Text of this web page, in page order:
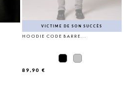
VICTIME DE SON SUCCÈS
HOODIE CODE BARRE...
89,90 €